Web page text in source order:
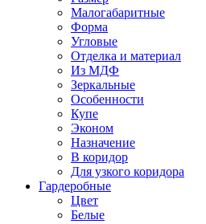
Малогабаритные
Форма
Угловые
Отделка и материал
Из МДФ
Зеркальные
Особенности
Купе
Эконом
Назначение
В коридор
Для узкого коридора
Гардеробные
Цвет
Белые